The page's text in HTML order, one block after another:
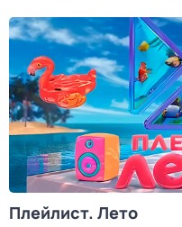
Плейлист. Лето